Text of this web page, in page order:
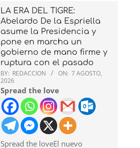
LA ERA DEL TIGRE:
Abelardo De la Espriella
asume la Presidencia y
pone en marcha un
gobierno de mano firme y
ruptura con el pasado
BY: REDACCION ON: 7 AGOSTO,
2026
Spread the love
Spread the loveEl nuevo